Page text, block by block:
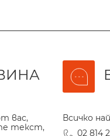
вас,
текст,
Всичко
02 814